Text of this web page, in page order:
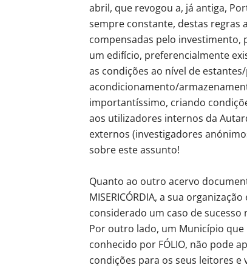
abril, que revogou a, já antiga,
sempre constante, destas regras
compensadas pelo
um edifício, preferencialmente
as condições ao nível de
acondicionamento/
importantíssimo, criando
aos utilizadores internos da
externos (investigadores
sobre este assunto!
Quanto ao outro acervo
MISERICÓRDIA, a sua
considerado um caso de sucesso
Por outro lado, um Município
conhecido por FÓLIO, não pode
condições para os seus leitores